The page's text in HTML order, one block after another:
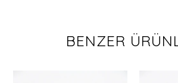
BENZER